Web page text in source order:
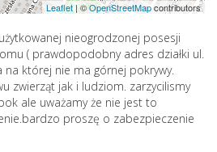
Leaflet|©OpenStreetMapcontributors
nieogrodzonej posesji
( prawdopodobny adres działki ul.
na której nie ma górnej pokrywy.
zwierząt jak i ludziom. zarzycilismy
ale uważamy że nie jest to
proszę o zabezpieczenie